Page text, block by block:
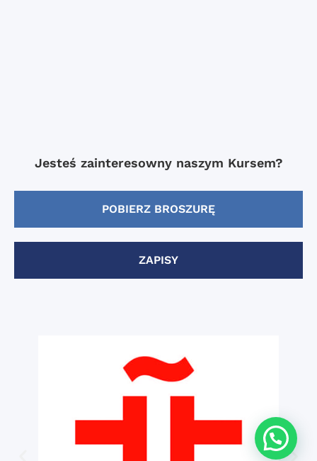
Jesteś zainteresowny naszym Kursem?
POBIERZ BROSZURĘ
ZAPISY